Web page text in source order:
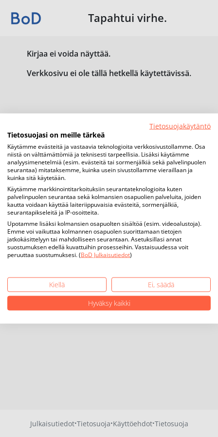
Tapahtui virhe.
Kirjaa ei voida näyttää.
Verkkosivu ei ole tällä hetkellä käytettävissä.
Julkaisutiedot·Tietosuoja·Käyttöehdot·Tietosuoja
Tietosuojakäytäntö
Tietosuojasi on meille tärkeä
Käytämme evästeitä ja vastaavia teknologioita verkkosivustollamme. Osa
niistä on välttämättömiä ja teknisesti tarpeellisia. Lisäksi käytämme
analyysimenetelmiä (esim. evästeitä tai sormenjälkiä sekä palvelinpuolen
seurantaa) mitataksemme, kuinka usein sivustollamme vieraillaan ja
kuinka sitä käytetään.
Käytämme markkinointitarkoituksiin seurantateknologioita kuten
palvelinpuolen seurantaa sekä kolmansien osapuolien palveluita, joiden
kautta voidaan käyttää laiteriippuvaisia evästeitä, sormenjälkiä,
seurantapikseleitä ja IP-osoitteita.
Upotamme lisäksi kolmansien osapuolten sisältöä (esim. videoalustoja).
Emme voi vaikuttaa kolmannen osapuolen suorittamaan tietojen
jatkokäsittelyyn tai mahdolliseen seurantaan. Asetuksillasi annat
suostumuksen edellä kuvattuihin prosesseihin. Vastaisuudessa voit
peruuttaa suostumuksesi. (BoD Julkaisutiedot)
Kiellä
Ei, säädä
Hyväksy kaikki